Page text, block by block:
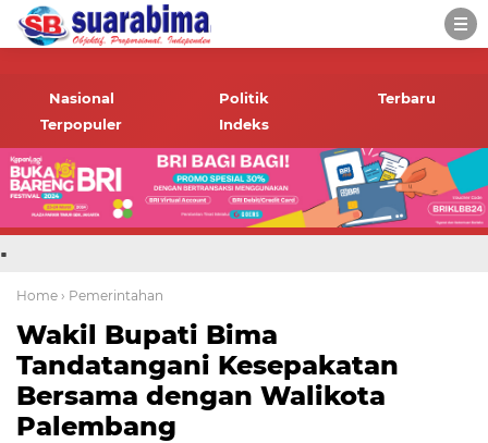
-->
informasi terbaru tentang
Bima dan daerah sekitar
Nasional Politik
Terbaru
Terpopuler
Indeks
.
Home › Pemerintahan
Wakil Bupati Bima
Tandatangani Kesepakatan
Bersama dengan Walikota
Palembang